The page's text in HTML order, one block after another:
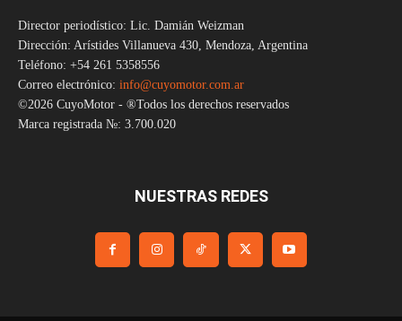
Director periodístico: Lic. Damián Weizman
Dirección: Arístides Villanueva 430, Mendoza, Argentina
Teléfono: +54 261 5358556
Correo electrónico: info@cuyomotor.com.ar
©2026 CuyoMotor - ®Todos los derechos reservados
Marca registrada №: 3.700.020
NUESTRAS REDES